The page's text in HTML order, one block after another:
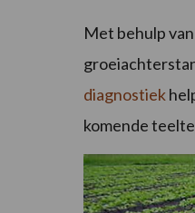
Met behulp
diagnostiek
komende